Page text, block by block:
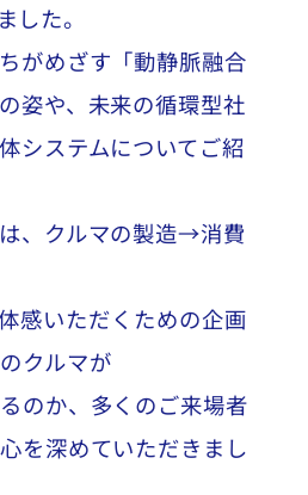
た。
がめざす「動静脈融合
姿や、未来の循環型社
システムについてご紹
、クルマの製造→消費
感いただくための企画
クルマが
のか、多くのご来場者
を深めていただきまし